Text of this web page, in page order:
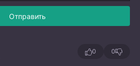
Отправить
0 0